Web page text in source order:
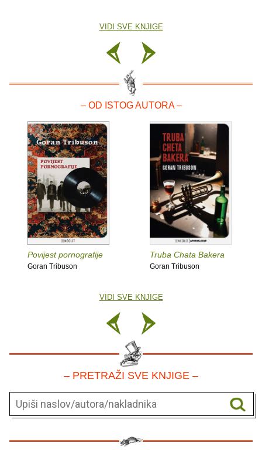
VIDI SVE KNJIGE
– OD ISTOG AUTORA –
Povijest pornografije
Goran Tribuson
Truba Chata Bakera
Goran Tribuson
VIDI SVE KNJIGE
– PRETRAŽI SVE KNJIGE –